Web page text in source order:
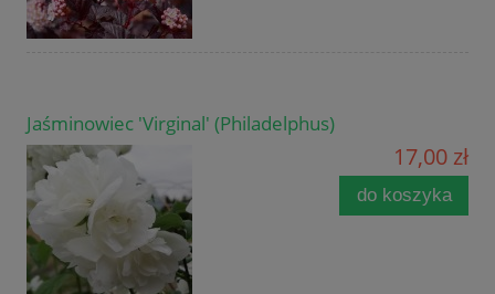
Jaśminowiec 'Virginal' (Philadelphus)
17,00 zł
do koszyka